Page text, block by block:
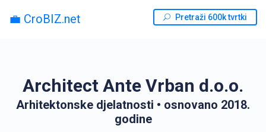
💼 CroBIZ.net Pretraži 600k tvrtki
Architect Ante Vrban d.o.o.
Arhitektonske djelatnosti • osnovano 2018.
godine